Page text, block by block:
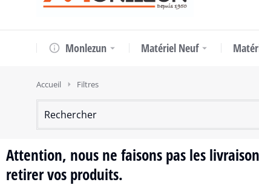
Monlezun Matériel Neuf
Vous êtes ici :
Accueil Filtres
Attention, nous ne faisons pas les
retirer vos produits.